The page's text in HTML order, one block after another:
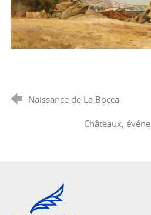
Naissance de La Bocca
Châteaux,
Cannes, Côte d'Azur, France